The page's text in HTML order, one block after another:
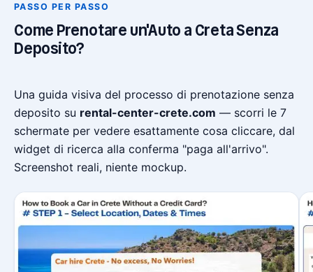
PASSO PER PASSO
Come Prenotare un'Auto a Creta Senza
Deposito?
Una guida visiva del processo di prenotazione senza
deposito su rental-center-crete.com — scorri le 7
schermate per vedere esattamente cosa cliccare, dal
widget di ricerca alla conferma "paga all'arrivo".
Screenshot reali, niente mockup.